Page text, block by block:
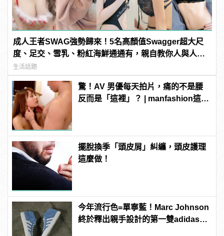
成人王者SWAG強勢歸來！5名高顏值Swagger超大尺
度、足交、雪乳、粉紅海鮮通通有，親自教你人與人的
連結！ | manfashion這樣變型男
生活話題
驚！AV 男優每天拍片，痛的不是腰
反而是「這裡」？ | manfashion這樣
擺脫換季「頭皮屑」糾纏，頭皮護理
這麼做！
今年流行色=單寧藍！Marc Johnson
終於釋出親手設計的第一雙adidas滑